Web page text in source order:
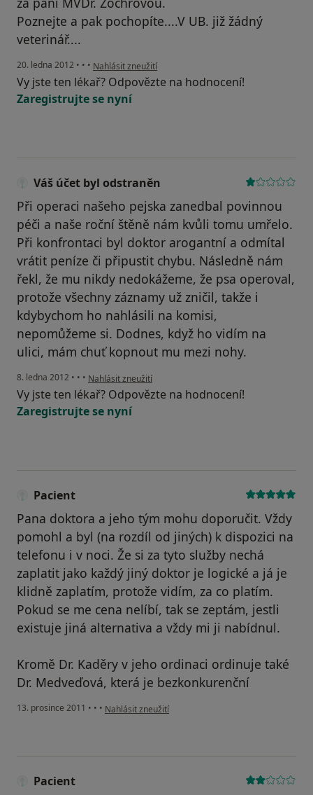
Poznejte a pak pochopíte....V UB. již žádný
veterinář....
20. ledna 2012 • • • podle názoru uživatele Váš účet byl odstraněn
Nahlásit zneužití
Vy jste ten lékař? Odpovězte na hodnocení!
Zaregistrujte se nyní
Váš účet byl odstraněn
Při operaci našeho pejska zanedbal povinnou
péči a naše roční štěně nám kvůli tomu umřelo.
Při konfrontaci byl doktor arogantní a odmítal
vrátit peníze či připustit chybu. Následně nám
řekl, že mu nikdy nedokážeme, že psa operoval,
protože všechny záznamy už zničil, takže i
kdybychom ho nahlásili na komisi,
nepomůžeme si. Dodnes, když ho vidím na
ulici, mám chuť kopnout mu mezi nohy.
8. ledna 2012 • • • podle názoru uživatele Váš účet byl odstraněn
Nahlásit zneužití
Vy jste ten lékař? Odpovězte na hodnocení!
Zaregistrujte se nyní
Pacient
Pana doktora a jeho tým mohu doporučit. Vždy
pomohl a byl (na rozdíl od jiných) k dispozici na
telefonu i v noci. Že si za tyto služby nechá
zaplatit jako každý jiný doktor je logické a já je
klidně zaplatím, protože vidím, za co platím.
Pokud se me cena nelíbí, tak se zeptám, jestli
existuje jiná alternativa a vždy mi ji nabídnul.
Kromě Dr. Kaděry v jeho ordinaci ordinuje také
Dr. Medveďová, která je bezkonkurenční
13. prosince 2011 • • • podle názoru uživatele Pacient
Nahlásit zneužití
Pacient